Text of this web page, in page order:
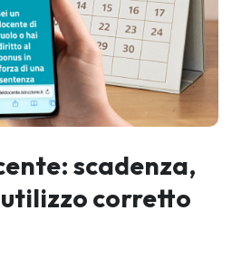
scadenza,
corretto